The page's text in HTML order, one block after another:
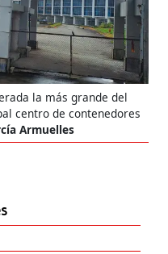
la más grande del
centro de contenedores
Armuelles